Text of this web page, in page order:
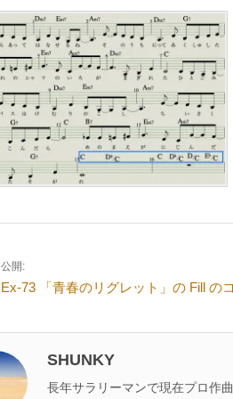
月
10
日
イ
ズ
の
リ
ン
ク:
公開:
Ex-73 「青春のリグレット」の Fill の
SHUNKY
長年サラリーマンで現在プロ作曲